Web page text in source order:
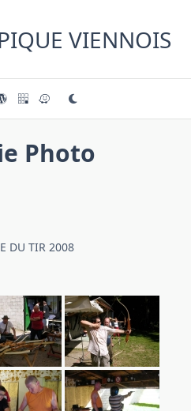
VIENNOIS
Photo
DU TIR 2008